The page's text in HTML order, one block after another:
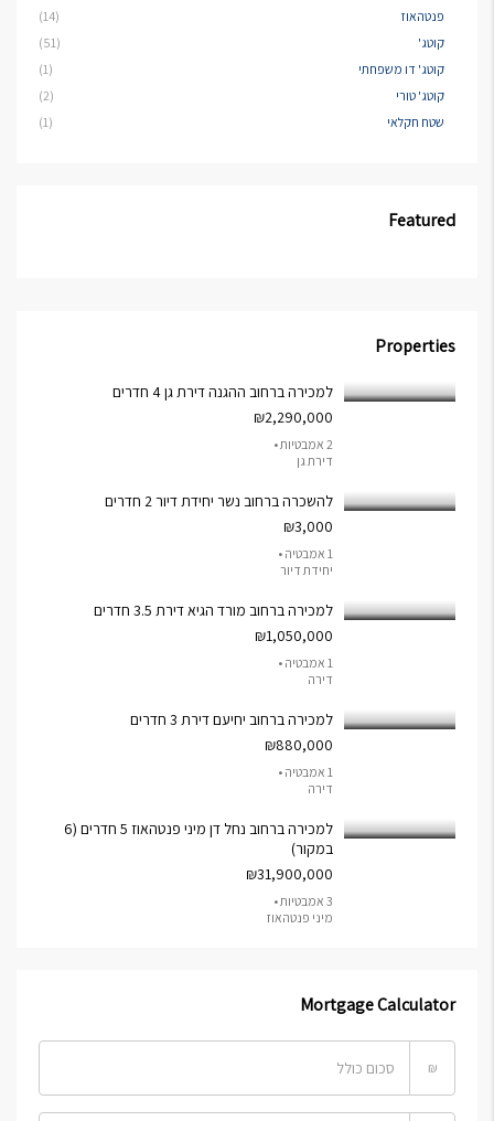
פנטהאוז
(14)
קוטג'
(51)
קוטג' דו משפחתי
(1)
קוטג' טורי
(2)
שטח חקלאי
(1)
Featured
Properties
למכירה ברחוב ההגנה דירת גן 4 חדרים
₪2,290,000
2 אמבטיות •
דירת גן
להשכרה ברחוב נשר יחידת דיור 2 חדרים
₪3,000
1 אמבטיה •
יחידת דיור
למכירה ברחוב מורד הגיא דירת 3.5 חדרים
₪1,050,000
1 אמבטיה •
דירה
למכירה ברחוב יחיעם דירת 3 חדרים
₪880,000
1 אמבטיה •
דירה
למכירה ברחוב נחל דן מיני פנטהאוז 5 חדרים (6
במקור)
₪31,900,000
3 אמבטיות •
מיני פנטהאוז
Mortgage Calculator
₪